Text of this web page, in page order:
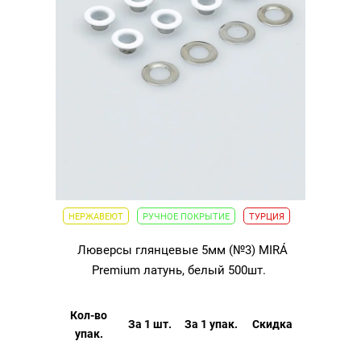
НЕРЖАВЕЮТ РУЧНОЕ ПОКРЫТИЕ ТУРЦИЯ
Люверсы глянцевые 5мм (№3) MIRÁ
Premium латунь, белый 500шт.
Кол-во
упак.
За 1 шт. За 1 упак. Скидка